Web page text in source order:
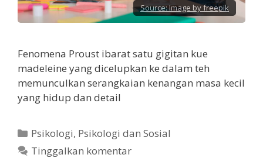
Source:Image by freepik
Fenomena Proust ibarat satu gigitan kue
madeleine yang dicelupkan ke dalam teh
memunculkan serangkaian kenangan masa kecil
yang hidup dan detail
Kategori
Psikologi, Psikologi dan Sosial
Tinggalkan komentar